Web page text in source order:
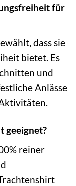
für
dass sie
bietet. Es
und
Anlässe
geeignet?
reiner